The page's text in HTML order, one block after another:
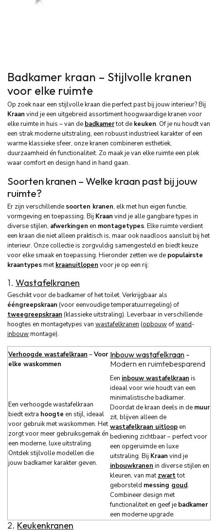
Badkamer kraan – Stijlvolle kranen
voor elke ruimte
Op zoek naar een stijlvolle kraan die perfect past bij jouw interieur? Bij
Kraan vind je een uitgebreid assortiment hoogwaardige kranen voor
elke ruimte in huis – van de badkamertot de keuken. Of je nu houdt van
een strak moderne uitstraling, een robuust industrieel karakter of een
warme klassieke sfeer, onze kranen combineren esthetiek,
duurzaamheid én functionaliteit. Zo maak je van elke ruimte een plek
waar comfort en design hand in hand gaan.
Soorten kranen – Welke kraan past bij jouw
ruimte?
Er zijn verschillende soorten kranen, elk met hun eigen functie,
vormgeving en toepassing. Bij Kraan vind je alle gangbare types in
diverse stijlen, afwerkingen en montagetypes. Elke ruimte verdient
een kraan die niet alleen praktisch is, maar ook naadloos aansluit bij het
interieur. Onze collectie is zorgvuldig samengesteld en biedt keuze
voor elke smaak en toepassing. Hieronder zetten we de populairste
kraantypesmetkraanuitlopen voor je op een rij:
1. Wastafelkranen
Geschikt voor de badkamer of het toilet. Verkrijgbaar als
ééngreepskraan (voor eenvoudige temperatuurregeling) of
tweegreepskraan (klassieke uitstraling). Leverbaar in verschillende
hoogtes en montagetypes van wastafelkranen (opbouwofwand-
inbouwmontage).
Verhoogde wastafelkraan –Voor
elke waskommen
Inbouw wastafelkraan –
Modern en ruimtebesparend
Een verhoogde wastafelkraan
biedt extra hoogte en stijl, ideaal
voor gebruik met waskommen. Het
zorgt voor meer gebruiksgemak én
een moderne, luxe uitstraling.
Ontdek stijlvolle modellen die
jouw badkamer karakter geven.
Een inbouw wastafelkraan is
ideaal voor wie houdt van een
minimalistische badkamer.
Doordat de kraan deels in de muur
zit, blijven alleen de
wastafelkraan uitloopen
bediening zichtbaar – perfect voor
een opgeruimde en luxe
uitstraling. Bij Kraan vind je
inbouwkranen in diverse stijlen en
kleuren, van matzwarttot
geborsteld messing goud.
Combineer design met
functionaliteit en geef je badkamer
een moderne upgrade.
2. Keukenkranen